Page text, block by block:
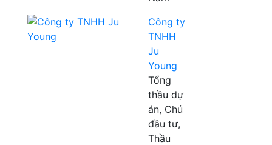
Công ty
TNHH
Ju
Young
Tổng
thầu dự
án, Chủ
đầu tư,
Thầu